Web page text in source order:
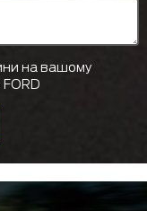
на вашому